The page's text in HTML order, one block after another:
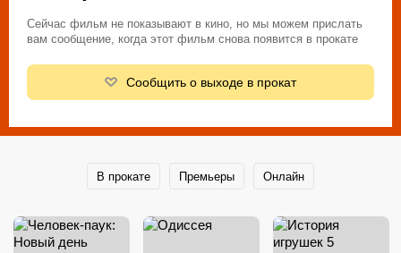
Сейчас фильм не показывают в кино, но мы можем прислать
вам сообщение, когда этот фильм снова появится в прокате
Сообщить о выходе в прокат
В прокате Премьеры Онлайн